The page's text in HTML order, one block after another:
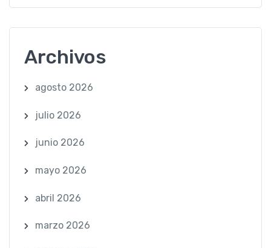
Archivos
agosto 2026
julio 2026
junio 2026
mayo 2026
abril 2026
marzo 2026